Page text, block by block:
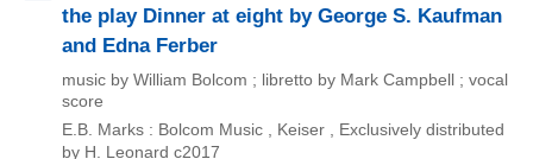
the play Dinner at eight by George S. Kaufman
and Edna Ferber
music by William Bolcom ; libretto by Mark Campbell ; vocal
score
E.B. Marks : Bolcom Music , Keiser , Exclusively distributed
by H. Leonard c2017